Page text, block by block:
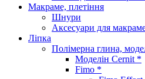
Макраме, плетіння
Шнури
Аксесуари для
Ліпка
Полімерна глина,
Моделін Cernit *
Fimo *